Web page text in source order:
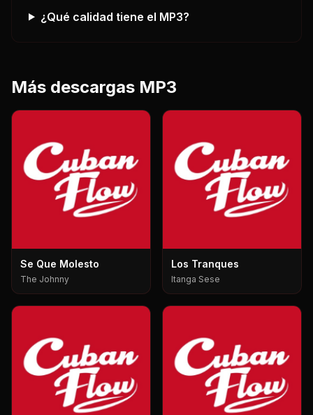
¿Qué calidad tiene el MP3?
Más descargas MP3
Se Que Molesto
The Johnny
Los Tranques
Itanga Sese